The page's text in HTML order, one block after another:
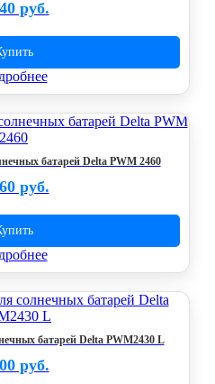
руб.
батарей Delta PWM 2460
руб.
батарей Delta PWM2430 L
руб.